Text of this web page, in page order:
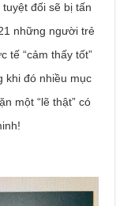
đối sẽ bị tấn
những người trẻ
tế “cảm thấy tốt”
khi đó nhiều mục
một “lẽ thật” có